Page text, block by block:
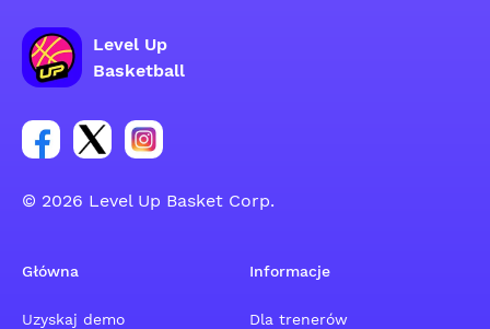
Level Up
Basketball
Link do grupy społecznościowej na Facebooku
Link do konta na Twitterze grupy
Link do konta na Instagramie grupy
© 2026 Level Up Basket Corp.
Główna
Uzyskaj demo
Informacje
Dla trenerów